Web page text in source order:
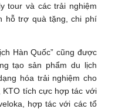
tour và các trải nghiệm
hỗ trợ quà tặng, chi phí
Hàn Quốc” cũng được
tạo sản phẩm du lịch
hóa trải nghiệm cho
KTO tích cực hợp tác với
hợp tác với các tổ